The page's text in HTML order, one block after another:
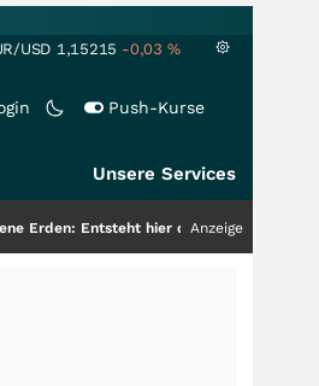
USD 1,15215 -0,03 %
Push-Kurse
Unsere Services
hier die nächste Milliardenstory?
Anzeige